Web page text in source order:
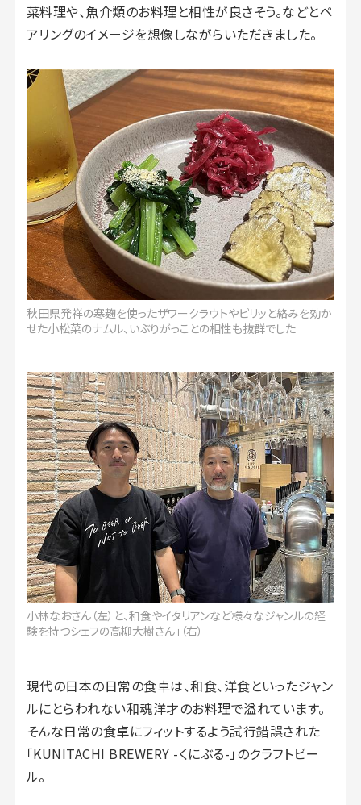
菜料理や、魚介類のお料理と相性が良さそう。などとペ
アリングのイメージを想像しながらいただきました。
秋田県発祥の寒麹を使ったザワークラウトやピリッと絡みを効か
せた小松菜のナムル、いぶりがっことの相性も抜群でした
小林なおさん（左）と、和食やイタリアンなど様々なジャンルの経
験を持つシェフの高柳大樹さん」（右）
現代の日本の日常の食卓は、和食、洋食といったジャン
ルにとらわれない和魂洋才のお料理で溢れています。
そんな日常の食卓にフィットするよう試行錯誤された
「KUNITACHI BREWERY -くにぶる-」のクラフトビー
ル。